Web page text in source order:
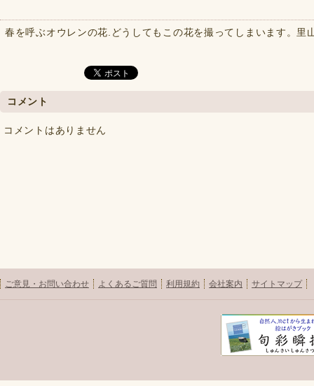
春を呼ぶオウレンの花.どうしてもこの花を撮ってしまいます。里
コメント
コメントはありません
ご意見・お問い合わせ よくあるご質問 利用規約 会社案内 サイトマップ